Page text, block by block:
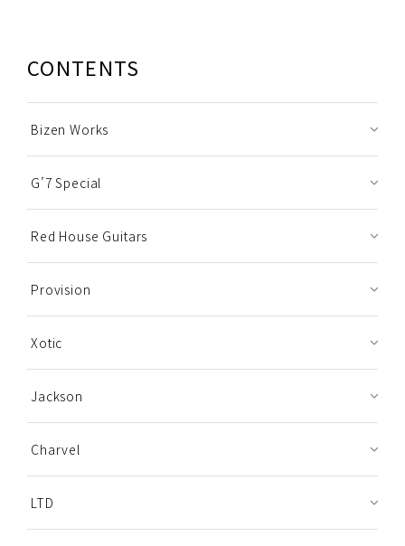
CONTENTS
Bizen Works
G’7 Special
Red House Guitars
Provision
Xotic
Jackson
Charvel
LTD